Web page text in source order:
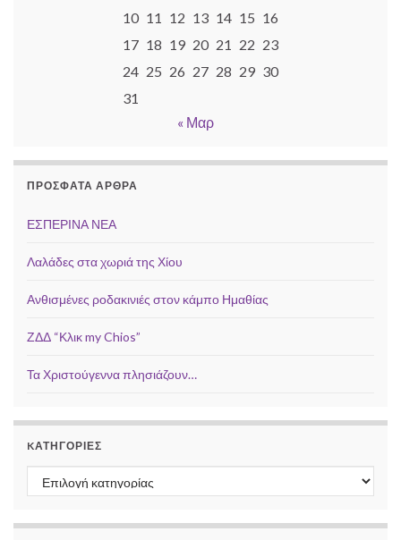
10 11 12 13 14 15 16
17 18 19 20 21 22 23
24 25 26 27 28 29 30
31
« Μαρ
ΠΡΌΣΦΑΤΑ ΆΡΘΡΑ
ΕΣΠΕΡΙΝΑ ΝΕΑ
Λαλάδες στα χωριά της Χίου
Ανθισμένες ροδακινιές στον κάμπο Ημαθίας
ΖΔΔ “Κλικ my Chios”
Τα Χριστούγεννα πλησιάζουν…
KΑΤΗΓΟΡΊΕΣ
Kατηγορίες